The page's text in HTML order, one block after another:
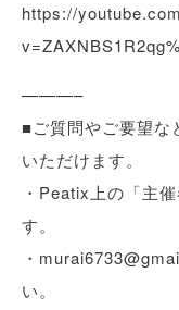
https://
———–
■ご質問やご要望な
いただけます。
・Peatix上の「主
す。
・
い。